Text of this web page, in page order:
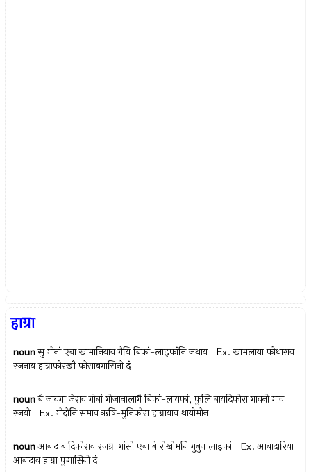
हाग्रा
noun सु गोनां एबा खामानियाव गैयि बिफां-लाइफांनि जथाय Ex.खामलाया फोथाराव
रजनाय हाग्राफोरखौ फोसाबगासिनो दं
noun बै जायगा जेराव गोबां गोजानालागै बिफां-लायफां, फुलि बायदिफोरा गावनो गाव
रजयो Ex.गोदोनि समाव ऋषि-मुनिफोरा हाग्रायाव थायोमोन
noun आबाद बादिफोराव रजग्रा गांसो एबा बे रोखोमनि गुबुन लाइफां Ex.आबादारिया
आबादाव हाग्रा फुगासिनो दं